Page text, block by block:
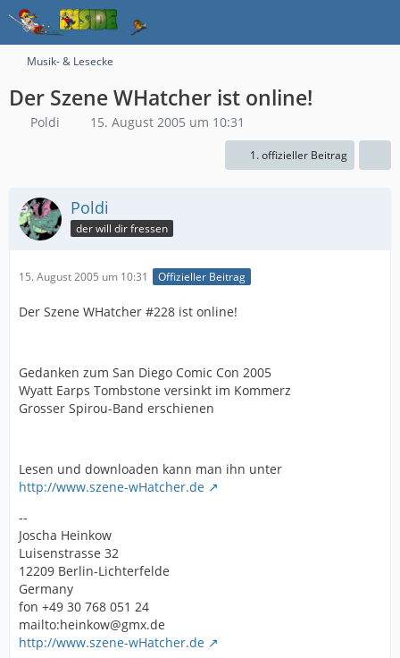
Musik- & Lesecke
Der Szene WHatcher ist online!
Poldi 15. August 2005 um 10:31
1. offizieller Beitrag
Poldi
der will dir fressen
15. August 2005 um 10:31 Offizieller Beitrag
Der Szene WHatcher #228 ist online!
Gedanken zum San Diego Comic Con 2005
Wyatt Earps Tombstone versinkt im Kommerz
Grosser Spirou-Band erschienen
Lesen und downloaden kann man ihn unter
http://www.szene-wHatcher.de
--
Joscha Heinkow
Luisenstrasse 32
12209 Berlin-Lichterfelde
Germany
fon +49 30 768 051 24
mailto:heinkow@gmx.de
http://www.szene-wHatcher.de